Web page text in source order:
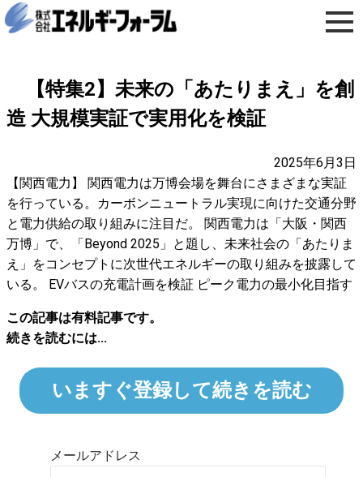
【特集2】未来の「あたりまえ」を創
造 大規模実証で実用化を検証
2025年6月3日
【関西電力】 関西電力は万博会場を舞台にさまざまな実証
を行っている。カーボンニュートラル実現に向けた交通分野
と電力供給の取り組みに注目だ。 関西電力は「大阪・関西
万博」で、「Beyond 2025」と題し、未来社会の「あたりま
え」をコンセプトに次世代エネルギーの取り組みを披露して
いる。 EVバスの充電計画を検証 ピーク電力の最小化目指す
この記事は有料記事です。
続きを読むには...
いますぐ登録して続きを読む
メールアドレス